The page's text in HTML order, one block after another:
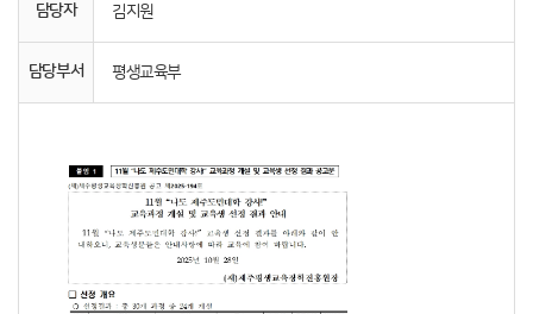
담당자 김지원
담당부서 평생교육부